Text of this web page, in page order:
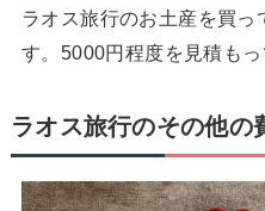
ラオス旅行のお土産を買っ
す。5000円程度を見積もっ
ラオス旅行のその他の